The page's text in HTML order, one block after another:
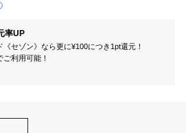
率UP
セゾン》なら更に¥100につき1pt還元！
利用可能！